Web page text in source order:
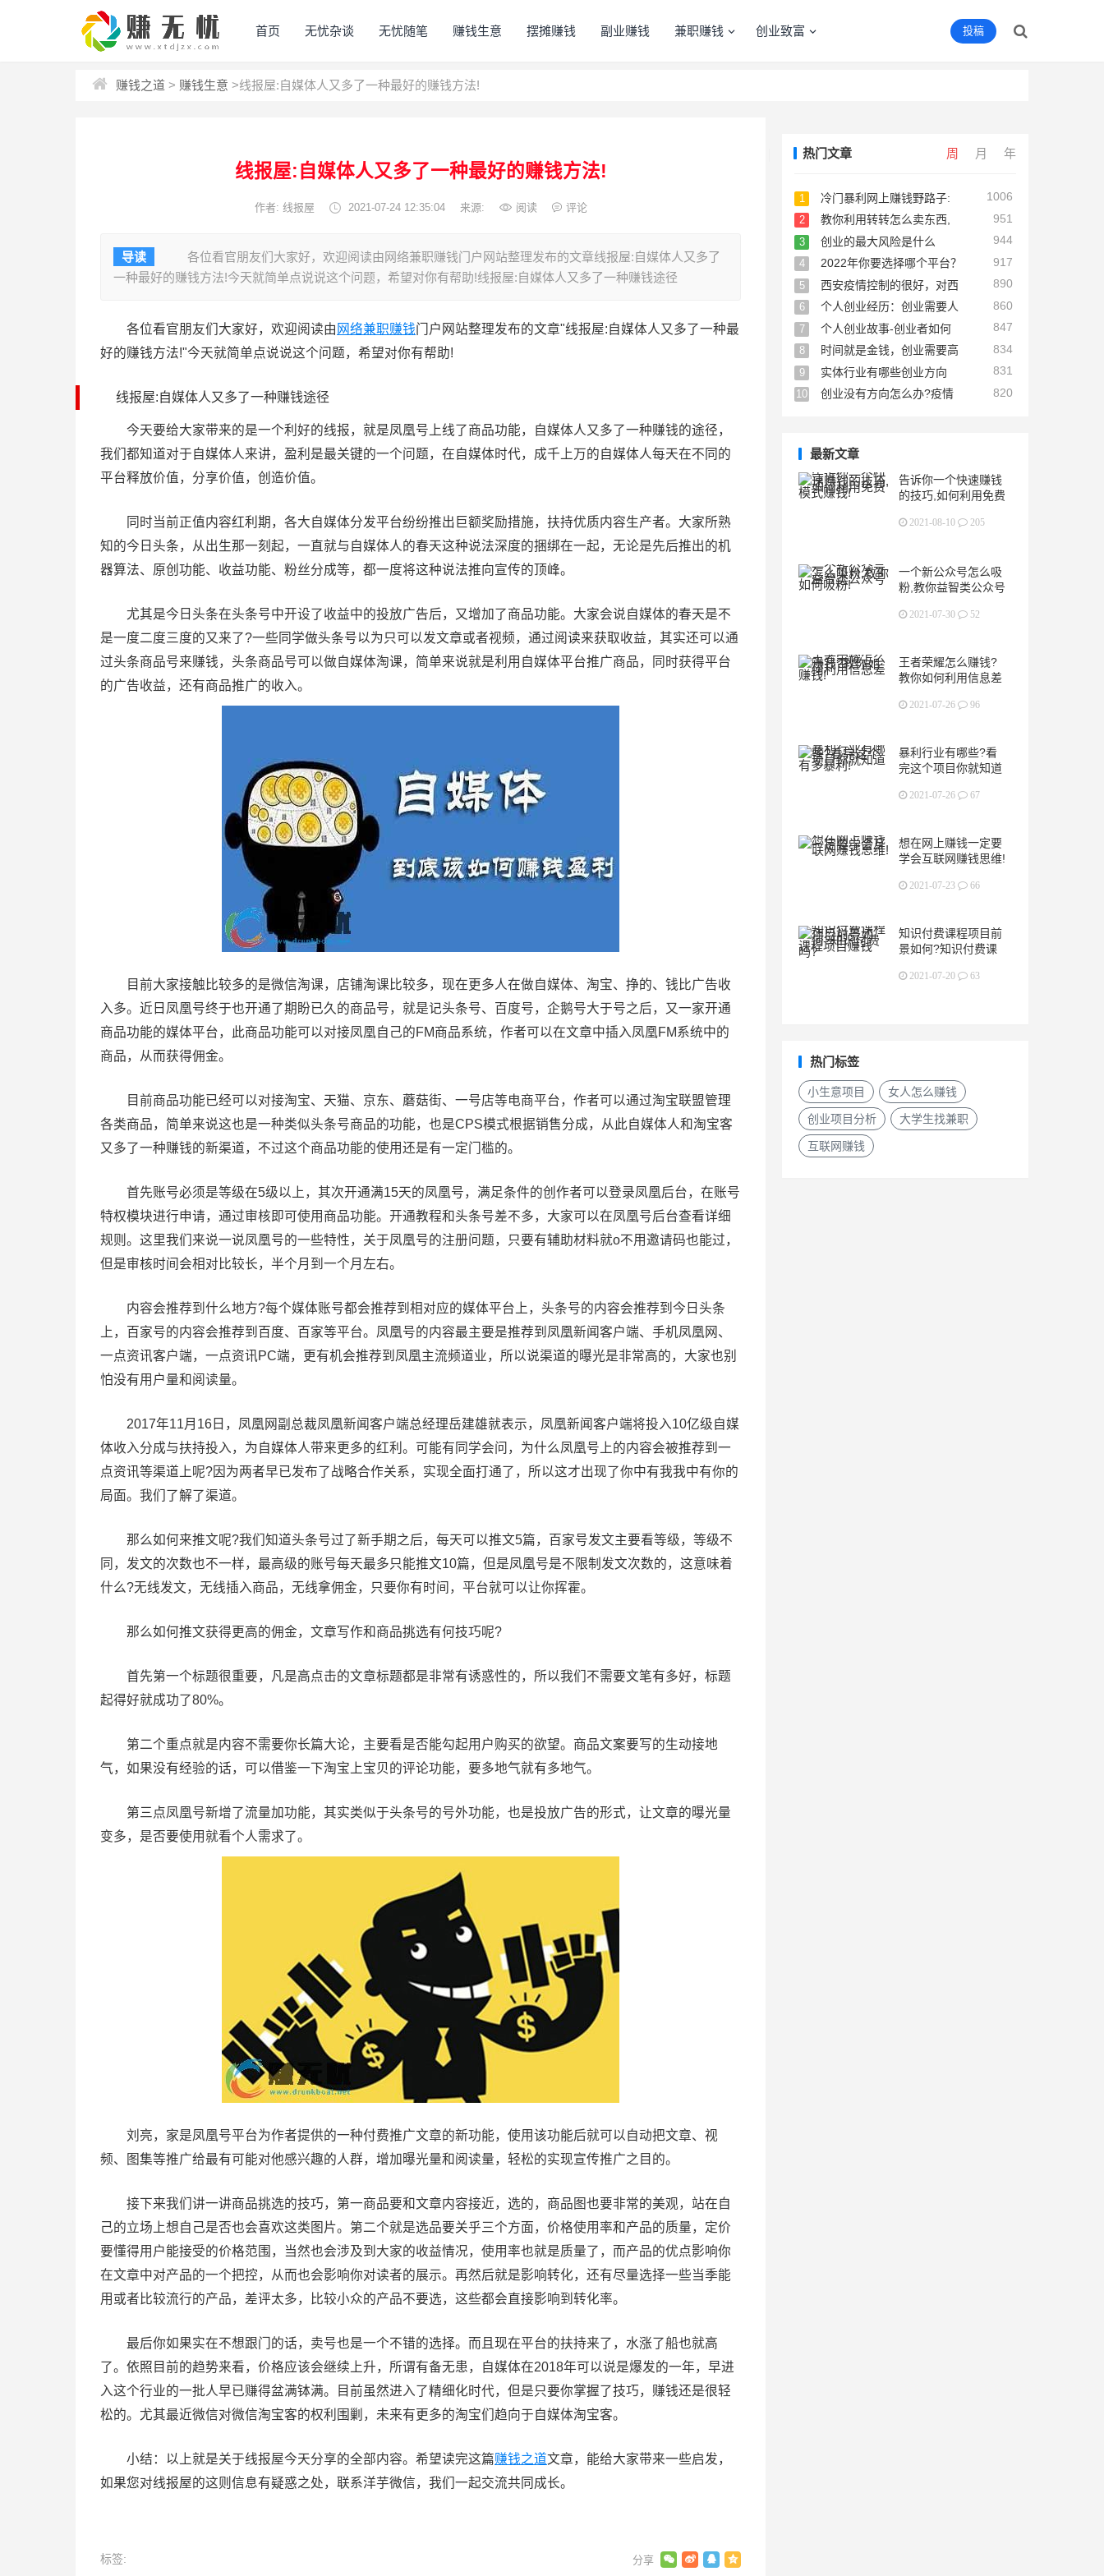
首页 无忧杂谈 无忧随笔 赚钱生意 摆摊赚钱 副业赚钱 兼职赚钱 创业致富 投稿
赚钱之道 > 赚钱生意 >线报屋:自媒体人又多了一种最好的赚钱方法!
线报屋:自媒体人又多了一种最好的赚钱方法!
作者: 线报屋 2021-07-24 12:35:04 来源: 阅读 评论
导读
各位看官朋友们大家好，欢迎阅读由网络兼职赚钱门户网站整理发布的文章线报屋:自媒体人又多了
一种最好的赚钱方法!今天就简单点说说这个问题，希望对你有帮助!线报屋:自媒体人又多了一种赚钱途径
各位看官朋友们大家好，欢迎阅读由 网络兼职赚钱门户网站整理发布的文章"线报屋:自媒体人又多了一种最
好的赚钱方法!"今天就简单点说说这个问题，希望对你有帮助!
线报屋:自媒体人又多了一种赚钱途径
今天要给大家带来的是一个利好的线报，就是凤凰号上线了商品功能，自媒体人又多了一种赚钱的途径，
我们都知道对于自媒体人来讲，盈利是最关键的一个问题，在自媒体时代，成千上万的自媒体人每天在不同的
平台释放价值，分享价值，创造价值。
同时当前正值内容红利期，各大自媒体分发平台纷纷推出巨额奖励措施，扶持优质内容生产者。大家所熟
知的今日头条，从出生那一刻起，一直就与自媒体人的春天这种说法深度的捆绑在一起，无论是先后推出的机
器算法、原创功能、收益功能、粉丝分成等，都一度将这种说法推向宣传的顶峰。
尤其是今日头条在头条号中开设了收益中的投放广告后，又增加了商品功能。大家会说自媒体的春天是不
是一度二度三度的又来了?一些同学做头条号以为只可以发文章或者视频，通过阅读来获取收益，其实还可以通
过头条商品号来赚钱，头条商品号可以做自媒体淘课，简单来说就是利用自媒体平台推广商品，同时获得平台
的广告收益，还有商品推广的收入。
目前大家接触比较多的是微信淘课，店铺淘课比较多，现在更多人在做自媒体、淘宝、挣的、钱比广告收
入多。近日凤凰号终于也开通了期盼已久的商品号，就是记头条号、百度号，企鹅号大于号之后，又一家开通
商品功能的媒体平台，此商品功能可以对接凤凰自己的FM商品系统，作者可以在文章中插入凤凰FM系统中的
商品，从而获得佣金。
目前商品功能已经可以对接淘宝、天猫、京东、蘑菇街、一号店等电商平台，作者可以通过淘宝联盟管理
各类商品，简单来说这也是一种类似头条号商品的功能，也是CPS模式根据销售分成，从此自媒体人和淘宝客
又多了一种赚钱的新渠道，不过这个商品功能的使用还是有一定门槛的。
首先账号必须是等级在5级以上，其次开通满15天的凤凰号，满足条件的创作者可以登录凤凰后台，在账号
特权模块进行申请，通过审核即可使用商品功能。开通教程和头条号差不多，大家可以在凤凰号后台查看详细
规则。这里我们来说一说凤凰号的一些特性，关于凤凰号的注册问题，只要有辅助材料就o不用邀请码也能过，
但是审核时间会相对比较长，半个月到一个月左右。
内容会推荐到什么地方?每个媒体账号都会推荐到相对应的媒体平台上，头条号的内容会推荐到今日头条
上，百家号的内容会推荐到百度、百家等平台。凤凰号的内容最主要是推荐到凤凰新闻客户端、手机凤凰网、
一点资讯客户端，一点资讯PC端，更有机会推荐到凤凰主流频道业，所以说渠道的曝光是非常高的，大家也别
怕没有用户量和阅读量。
2017年11月16日，凤凰网副总裁凤凰新闻客户端总经理岳建雄就表示，凤凰新闻客户端将投入10亿级自媒
体收入分成与扶持投入，为自媒体人带来更多的红利。可能有同学会问，为什么凤凰号上的内容会被推荐到一
点资讯等渠道上呢?因为两者早已发布了战略合作关系，实现全面打通了，所以这才出现了你中有我我中有你的
局面。我们了解了渠道。
那么如何来推文呢?我们知道头条号过了新手期之后，每天可以推文5篇，百家号发文主要看等级，等级不
同，发文的次数也不一样，最高级的账号每天最多只能推文10篇，但是凤凰号是不限制发文次数的，这意味着
什么?无线发文，无线插入商品，无线拿佣金，只要你有时间，平台就可以让你挥霍。
那么如何推文获得更高的佣金，文章写作和商品挑选有何技巧呢?
首先第一个标题很重要，凡是高点击的文章标题都是非常有诱惑性的，所以我们不需要文笔有多好，标题
起得好就成功了80%。
第二个重点就是内容不需要你长篇大论，主要看是否能勾起用户购买的欲望。商品文案要写的生动接地
气，如果没有经验的话，可以借鉴一下淘宝上宝贝的评论功能，要多地气就有多地气。
第三点凤凰号新增了流量加功能，其实类似于头条号的号外功能，也是投放广告的形式，让文章的曝光量
变多，是否要使用就看个人需求了。
刘亮，家是凤凰号平台为作者提供的一种付费推广文章的新功能，使用该功能后就可以自动把文章、视
频、图集等推广给最有可能对他感兴趣的人群，增加曝光量和阅读量，轻松的实现宣传推广之目的。
接下来我们讲一讲商品挑选的技巧，第一商品要和文章内容接近，选的，商品图也要非常的美观，站在自
己的立场上想自己是否也会喜欢这类图片。第二个就是选品要关乎三个方面，价格使用率和产品的质量，定价
要懂得用户能接受的价格范围，当然也会涉及到大家的收益情况，使用率也就是质量了，而产品的优点影响你
在文章中对产品的一个把控，从而也会影响你对读者的展示。再然后就是影响转化，还有尽量选择一些当季能
用或者比较流行的产品，差评太多，比较小众的产品不要选，这些都会直接影响到转化率。
最后你如果实在不想跟门的话，卖号也是一个不错的选择。而且现在平台的扶持来了，水涨了船也就高
了。依照目前的趋势来看，价格应该会继续上升，所谓有备无患，自媒体在2018年可以说是爆发的一年，早进
入这个行业的一批人早已赚得盆满钵满。目前虽然进入了精细化时代，但是只要你掌握了技巧，赚钱还是很轻
松的。尤其最近微信对微信淘宝客的权利围剿，未来有更多的淘宝们趋向于自媒体淘宝客。
小结：以上就是关于线报屋今天分享的全部内容。希望读完这篇赚钱之道文章，能给大家带来一些启发，
如果您对线报屋的这则信息有疑惑之处，联系洋芋微信，我们一起交流共同成长。
导
标签:
热门文章 周 月 年
1 冷门暴利网上赚钱野路子: 1006
2 教你利用转转怎么卖东西, 951
3 创业的最大风险是什么 944
4 2022年你要选择哪个平台？ 917
5 西安疫情控制的很好，对西 890
6 个人创业经历：创业需要人 860
7 个人创业故事-创业者如何 847
8 时间就是金钱，创业需要高 834
9 实体行业有哪些创业方向 831
10 创业没有方向怎么办?疫情 820
最新文章
告诉你一个快速赚钱
的技巧,如何利用免费
2021-08-10 205
一个新公众号怎么吸
粉,教你益智类公众号
2021-07-30 52
王者荣耀怎么赚钱?
教你如何利用信息差
2021-07-26 96
暴利行业有哪些?看
完这个项目你就知道
2021-07-26 67
想在网上赚钱一定要
学会互联网赚钱思维!
2021-07-23 66
知识付费课程项目前
景如何?知识付费课
2021-07-20 63
热门标签
小生意项目 女人怎么赚钱
创业项目分析 大学生找兼职
互联网赚钱